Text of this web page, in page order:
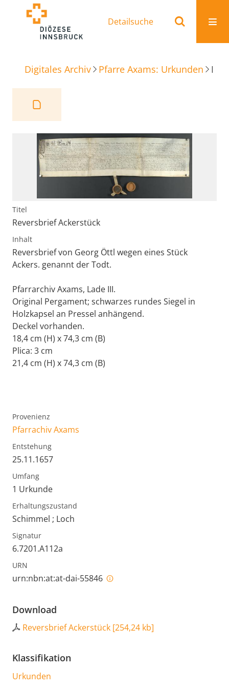
Detailsuche
Digitales Archiv Pfarre Axams: Urkunden
Titel
Reversbrief Ackerstück
Inhalt
Reversbrief von Georg Öttl wegen eines Stück
Ackers. genannt der Todt.
Pfarrarchiv Axams, Lade III.
Original Pergament; schwarzes rundes Siegel in
Holzkapsel an Pressel anhängend.
Deckel vorhanden.
18,4 cm (H) x 74,3 cm (B)
Plica: 3 cm
21,4 cm (H) x 74,3 cm (B)
Provenienz
Pfarrachiv Axams
Entstehung
25.11.1657
Umfang
1 Urkunde
Erhaltungszustand
Schimmel ; Loch
Signatur
6.7201.A112a
URN
urn:nbn:at:at-dai-55846
Download
Reversbrief Ackerstück [254,24 kb]
Klassifikation
Urkunden